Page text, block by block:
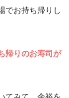
でお持ち帰りし
帰りのお寿司が